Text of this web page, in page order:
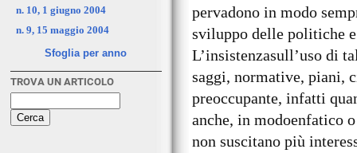
pervadono in modo
sviluppo delle politiche
L’insistenzasull’uso di
saggi, normative, piani,
preoccupante, infatti
anche, in modoenfatico
non suscitano più
n. 10, 1 giugno 2004
n. 9, 15 maggio 2004
Sfoglia per anno
TROVA UN ARTICOLO